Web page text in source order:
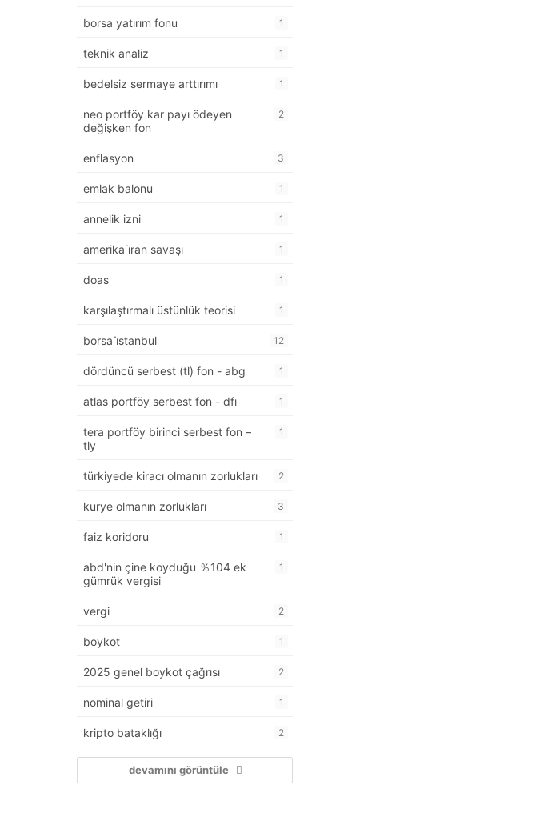
borsa yatırım fonu 1
teknik analiz 1
bedelsiz sermaye arttırımı 1
neo portföy kar payı ödeyen
değişken fon
2
enflasyon 3
emlak balonu 1
annelik izni 1
amerika i̇ran savaşı 1
doas 1
karşılaştırmalı üstünlük teorisi 1
borsa i̇stanbul 12
dördüncü serbest (tl) fon - abg 1
atlas portföy serbest fon - dfı 1
tera portföy birinci serbest fon –
tly
1
türkiyede kiracı olmanın zorlukları 2
kurye olmanın zorlukları 3
faiz koridoru 1
abd'nin çine koyduğu ％104 ek
gümrük vergisi
1
vergi 2
boykot 1
2025 genel boykot çağrısı 2
nominal getiri 1
kripto bataklığı 2
devamını görüntüle